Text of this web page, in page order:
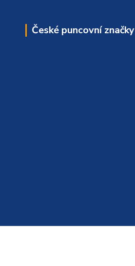
České puncovní značky